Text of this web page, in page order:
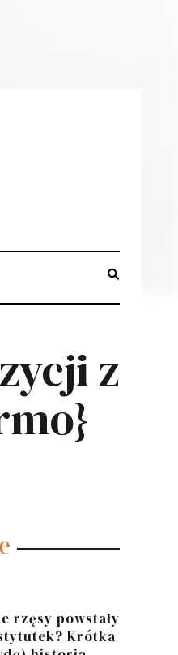
z
rzęsy powstały
Krótka